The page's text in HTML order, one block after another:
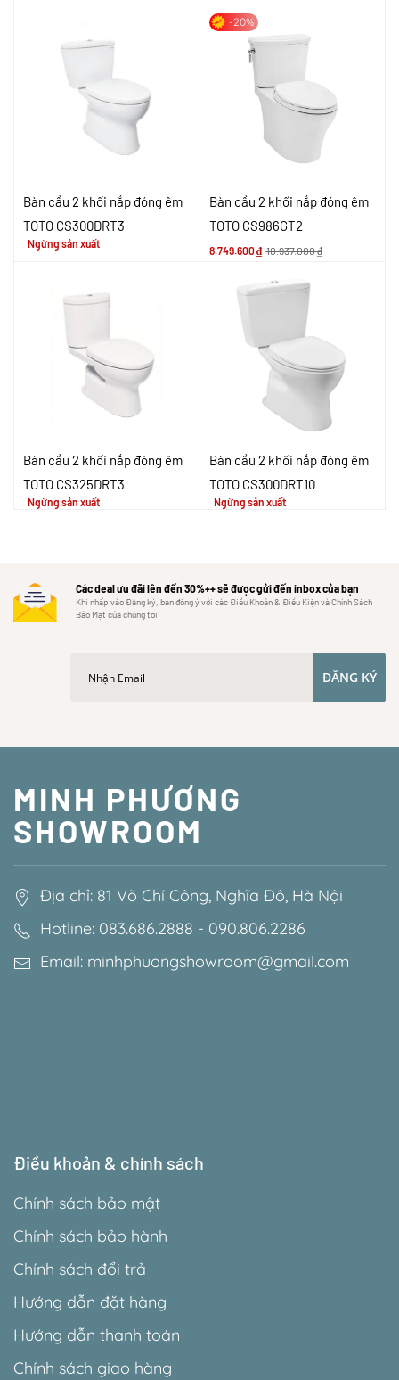
Bàn cầu 2 khối nắp đóng êm
TOTO CS300DRT3
Ngừng sản xuất
-20%
Bàn cầu 2 khối nắp đóng êm
TOTO CS986GT2
8.749.600₫ 10.937.000₫
Bàn cầu 2 khối nắp đóng êm
TOTO CS325DRT3
Ngừng sản xuất
Bàn cầu 2 khối nắp đóng êm
TOTO CS300DRT10
Ngừng sản xuất
Các deal ưu đãi lên đến 30%++ sẽ được gửi đến inbox của bạn
Khi nhấp vào Đăng ký, bạn đồng ý với các Điều Khoản & Điều Kiện và Chính Sách
Bảo Mật của chúng tôi
ĐĂNG KÝ
MINH PHƯƠNG
SHOWROOM
Địa chỉ: 81 Võ Chí Công, Nghĩa Đô, Hà Nội
Hotline: 083.686.2888 - 090.806.2286
Email: minhphuongshowroom@gmail.com
Điều khoản & chính sách
Chính sách bảo mật
Chính sách bảo hành
Chính sách đổi trả
Hướng dẫn đặt hàng
Hướng dẫn thanh toán
Chính sách giao hàng